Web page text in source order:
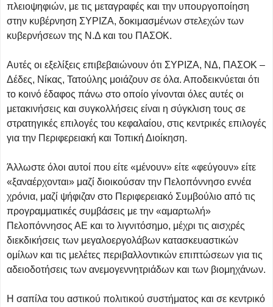
πλειοψηφιών, με τις μεταγραφές και την υπουργοποίηση
στην κυβέρνηση ΣΥΡΙΖΑ, δοκιμασμένων στελεχών των
κυβερνήσεων της Ν.Δ και του ΠΑΣΟΚ.
Αυτές οι εξελίξεις επιβεβαιώνουν ότι ΣΥΡΙΖΑ, ΝΔ, ΠΑΣΟΚ –
Δέδες, Νίκας, Τατούλης μοιάζουν σε όλα. Αποδεικνύεται ότι
το κοινό έδαφος πάνω στο οποίο γίνονται όλες αυτές οι
μετακινήσεις και συγκολλήσεις είναι η σύγκλιση τους σε
στρατηγικές επιλογές του κεφαλαίου, στις κεντρικές επιλογές
για την Περιφερειακή και Τοπική Διοίκηση.
Άλλωστε όλοι αυτοί που είτε «μένουν» είτε «φεύγουν» είτε
«ξαναέρχονται» μαζί διοικούσαν την Πελοπόννησο εννέα
χρόνια, μαζί ψήφιζαν στο Περιφερειακό Συμβούλιο από τις
προγραμματικές συμβάσεις με την «αμαρτωλή»
Πελοπόννησος ΑΕ και το λιγνιτόσημο, μέχρι τις αισχρές
διεκδικήσεις των μεγαλοεργολάβων κατασκευαστικών
ομίλων και τις μελέτες περιβαλλοντικών επιπτώσεων για τις
αδειοδοτήσεις των ανεμογεννητριάδων και των βιομηχάνων.
Η σαπίλα του αστικού πολιτικού συστήματος και σε κεντρικό